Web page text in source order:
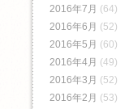
2016年7月 (64)
2016年6月 (52)
2016年5月 (60)
2016年4月 (49)
2016年3月 (52)
2016年2月 (53)